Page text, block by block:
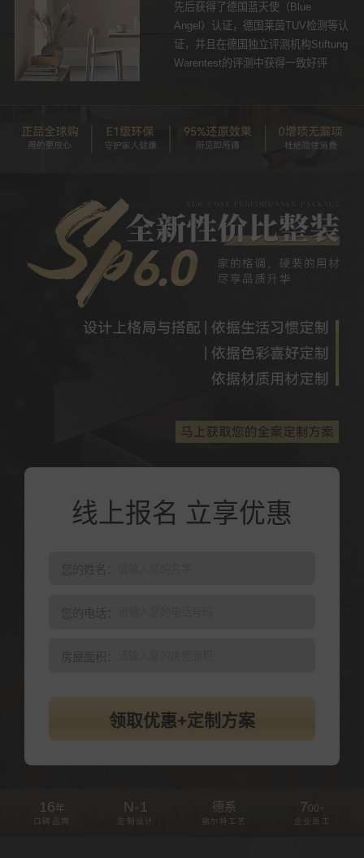
先后获得了德国蓝天使（Blue
Angel）认证，德国莱茵TUV检测等认
证，并且在德国独立评测机构Stiftung
Warentest的评测中获得一致好评
线上报名 立享优惠
领取优惠+定制方案
16年
口碑品牌
N + 1
定制设计
德系
锡尔特工艺
7 00 +
企业员工